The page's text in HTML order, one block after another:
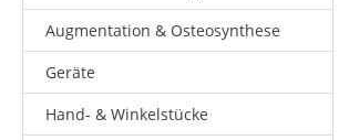
Augmentation & Osteosynthese
Geräte
Hand- & Winkelstücke